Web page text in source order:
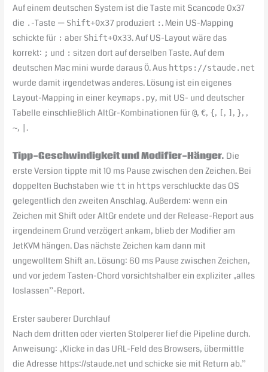
Auf einem deutschen System ist die Taste mit Scancode 0x37
die . -Taste — Shift+0x37 produziert : . Mein US-Mapping
schickte für : aber Shift+0x33. Auf US-Layout wäre das
korrekt: ; und : sitzen dort auf derselben Taste. Auf dem
deutschen Mac mini wurde daraus Ö. Aus https://staude.net
wurde damit irgendetwas anderes. Lösung ist ein eigenes
Layout-Mapping in einer keymaps.py, mit US- und deutscher
Tabelle einschließlich AltGr-Kombinationen für@,€, {, [, ] , }, ,
~, .
Tipp-Geschwindigkeit und Modifier-Hänger. Die
erste Version tippte mit 10 ms Pause zwischen den Zeichen. Bei
doppelten Buchstaben wie tt in https verschluckte das OS
gelegentlich den zweiten Anschlag. Außerdem: wenn ein
Zeichen mit Shift oder AltGr endete und der Release-Report aus
irgendeinem Grund verzögert ankam, blieb der Modifier am
JetKVM hängen. Das nächste Zeichen kam dann mit
ungewolltem Shift an. Lösung: 60 ms Pause zwischen Zeichen,
und vor jedem Tasten-Chord vorsichtshalber ein expliziter „alles
loslassen”-Report.
Erster sauberer Durchlauf
Nach dem dritten oder vierten Stolperer lief die Pipeline durch.
Anweisung: „Klicke in das URL-Feld des Browsers, übermittle
die Adresse https://staude.net und schicke sie mit Return ab.”